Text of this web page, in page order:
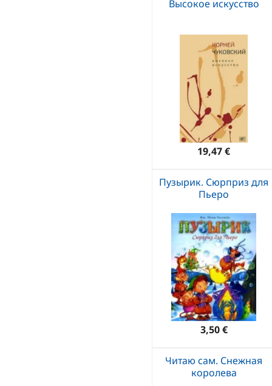
Высокое искусство
19,47 €
Пузырик. Сюрприз для
Пьеро
3,50 €
Читаю сам. Снежная
королева